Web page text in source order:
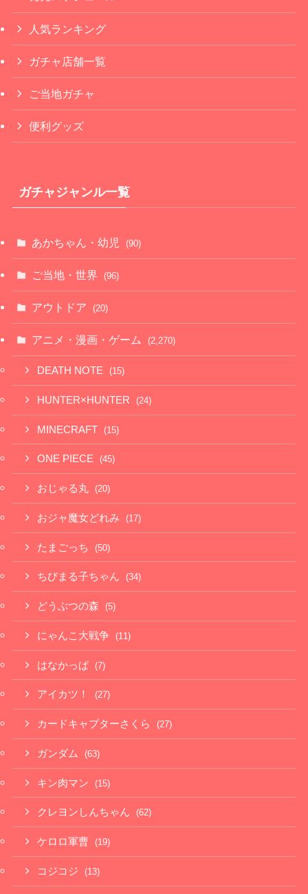
人気ランキング
ガチャ店舗一覧
ご当地ガチャ
便利グッズ
ガチャジャンル一覧
あかちゃん・幼児 (90)
ご当地・世界 (96)
アウトドア (20)
アニメ・漫画・ゲーム (2,270)
DEATH NOTE (15)
HUNTER×HUNTER (24)
MINECRAFT (15)
ONE PIECE (45)
おじゃる丸 (20)
おジャ魔女どれみ (17)
たまごっち (50)
ちびまる子ちゃん (34)
どうぶつの森 (5)
にゃんこ大戦争 (11)
はなかっぱ (7)
アイカツ！ (27)
カードキャプターさくら (27)
ガンダム (63)
キン肉マン (15)
クレヨンしんちゃん (62)
ケロロ軍曹 (19)
コジコジ (13)